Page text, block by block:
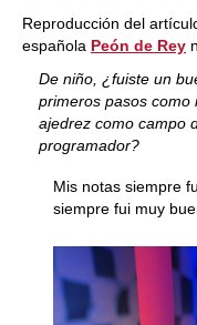
Reproducción del
española Peón de Rey
De niño, ¿fuiste un
primeros pasos como
ajedrez como campo
programador?
Mis notas siempre
siempre fui muy